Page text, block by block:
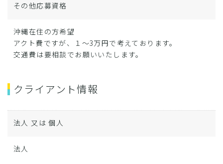
その他応募資格
沖縄在住の方希望
アクト費ですが、１～3万円で考えております。
交通費は要相談でお願いいたします。
クライアント情報
法人 又は 個人
法人